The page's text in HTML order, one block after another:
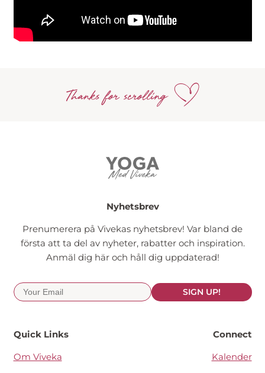
Quick Links
Om Viveka
Connect
Kalender
Nyhetsbrev
Prenumerera på Vivekas nyhetsbrev! Var bland de
första att ta del av nyheter, rabatter och inspiration.
Anmäl dig här och håll dig uppdaterad!
SIGN UP!